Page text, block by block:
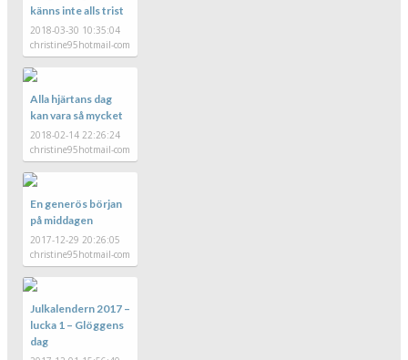
känns inte alls trist
2018-03-30 10:35:04
christine95hotmail-com
Alla hjärtans dag
kan vara så mycket
2018-02-14 22:26:24
christine95hotmail-com
En generös början
på middagen
2017-12-29 20:26:05
christine95hotmail-com
Julkalendern 2017 –
lucka 1 – Glöggens
dag